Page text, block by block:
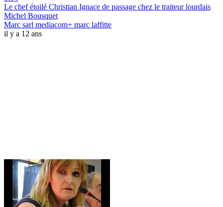
Le chef étoilé Christian Ignace de passage chez le traiteur lourdais
Michel Bousquet
Marc sarl mediacom+ marc laffitte
il y a 12 ans